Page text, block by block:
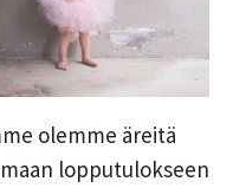
olemme äreitä
lopputulokseen